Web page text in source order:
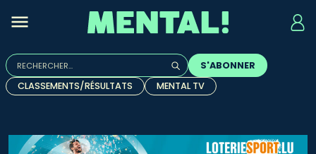
Rechercher :
Quand les résultats de l'auto-complétion sont
S'ABONNER
CLASSEMENTS/RÉSULTATS
MENTAL TV